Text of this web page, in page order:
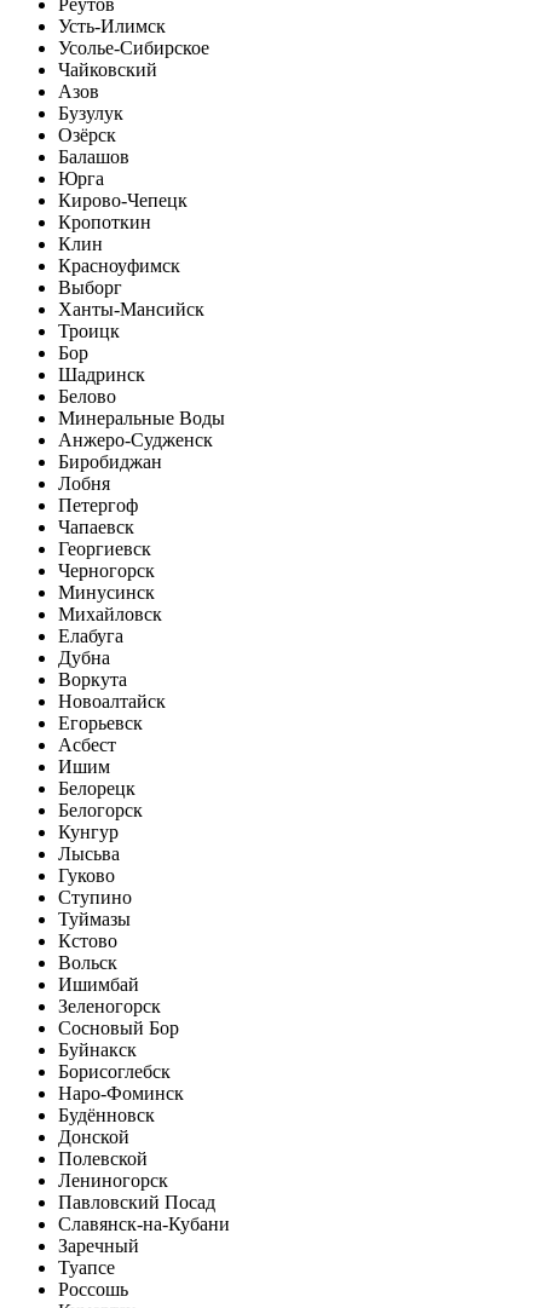
Реутов
Усть-Илимск
Усолье-Сибирское
Чайковский
Азов
Бузулук
Озёрск
Балашов
Юрга
Кирово-Чепецк
Кропоткин
Клин
Красноуфимск
Выборг
Ханты-Мансийск
Троицк
Бор
Шадринск
Белово
Минеральные Воды
Анжеро-Судженск
Биробиджан
Лобня
Петергоф
Чапаевск
Георгиевск
Черногорск
Минусинск
Михайловск
Елабуга
Дубна
Воркута
Новоалтайск
Егорьевск
Асбест
Ишим
Белорецк
Белогорск
Кунгур
Лысьва
Гуково
Ступино
Туймазы
Кстово
Вольск
Ишимбай
Зеленогорск
Сосновый Бор
Буйнакск
Борисоглебск
Наро-Фоминск
Будённовск
Донской
Полевской
Лениногорск
Павловский Посад
Славянск-на-Кубани
Заречный
Туапсе
Россошь